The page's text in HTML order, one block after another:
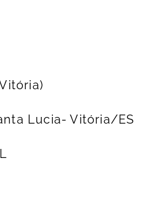
Lucia- Vitória/ES